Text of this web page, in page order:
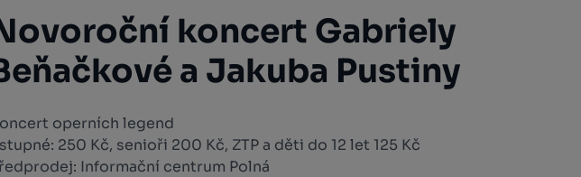
koncert Gabriely
a Jakuba Pustiny
operních legend
250 Kč, senioři 200 Kč, ZTP a děti do 12 let 125 Kč
Informační centrum Polná